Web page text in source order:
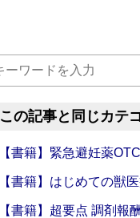
この記事と同じカテ
【書籍】緊急避妊薬
【書籍】はじめての獣
【書籍】超要点 調剤報